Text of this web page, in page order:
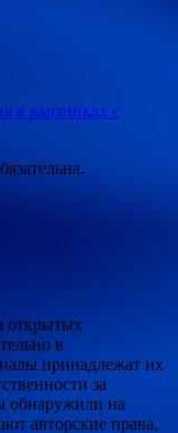
в картинках с
открытых
в
принадлежат их
за
обнаружили на
авторские права,